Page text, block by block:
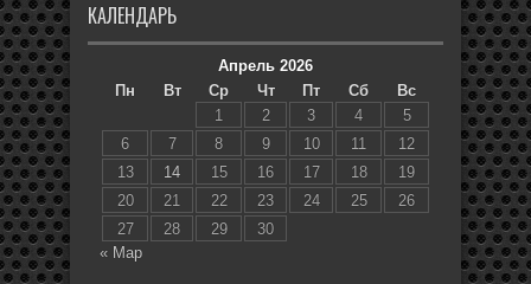
КАЛЕНДАРЬ
Апрель 2026
Пн
Вт Ср Чт Пт Сб
Вс
1
2 3 4
5
6
7 8 9 10 11
12
13
14 15 16 17 18
19
20
21 22 23 24 25
26
27
28 29
30
« Мар